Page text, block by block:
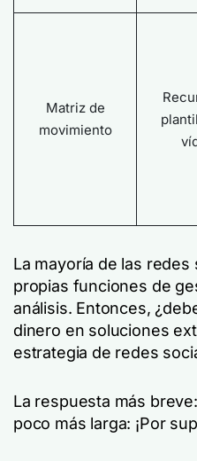
Matriz de
movimiento
La mayoría de las
propias funciones de
análisis. Entonces,
dinero en soluciones
estrategia de redes
La respuesta más
poco más larga: ¡Por